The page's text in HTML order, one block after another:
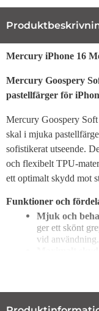
Mercury iPhone 16
Mercury Goospery
pastellfärger för
Mercury Goospery
skal i mjuka
sofistikerat utseende.
och flexibelt TPU-
ett optimalt skydd mot
Funktioner och
Mjuk och
ger ett skönt
vid användning.
perfekt till din
yttre skador
Elegant
kompromissa